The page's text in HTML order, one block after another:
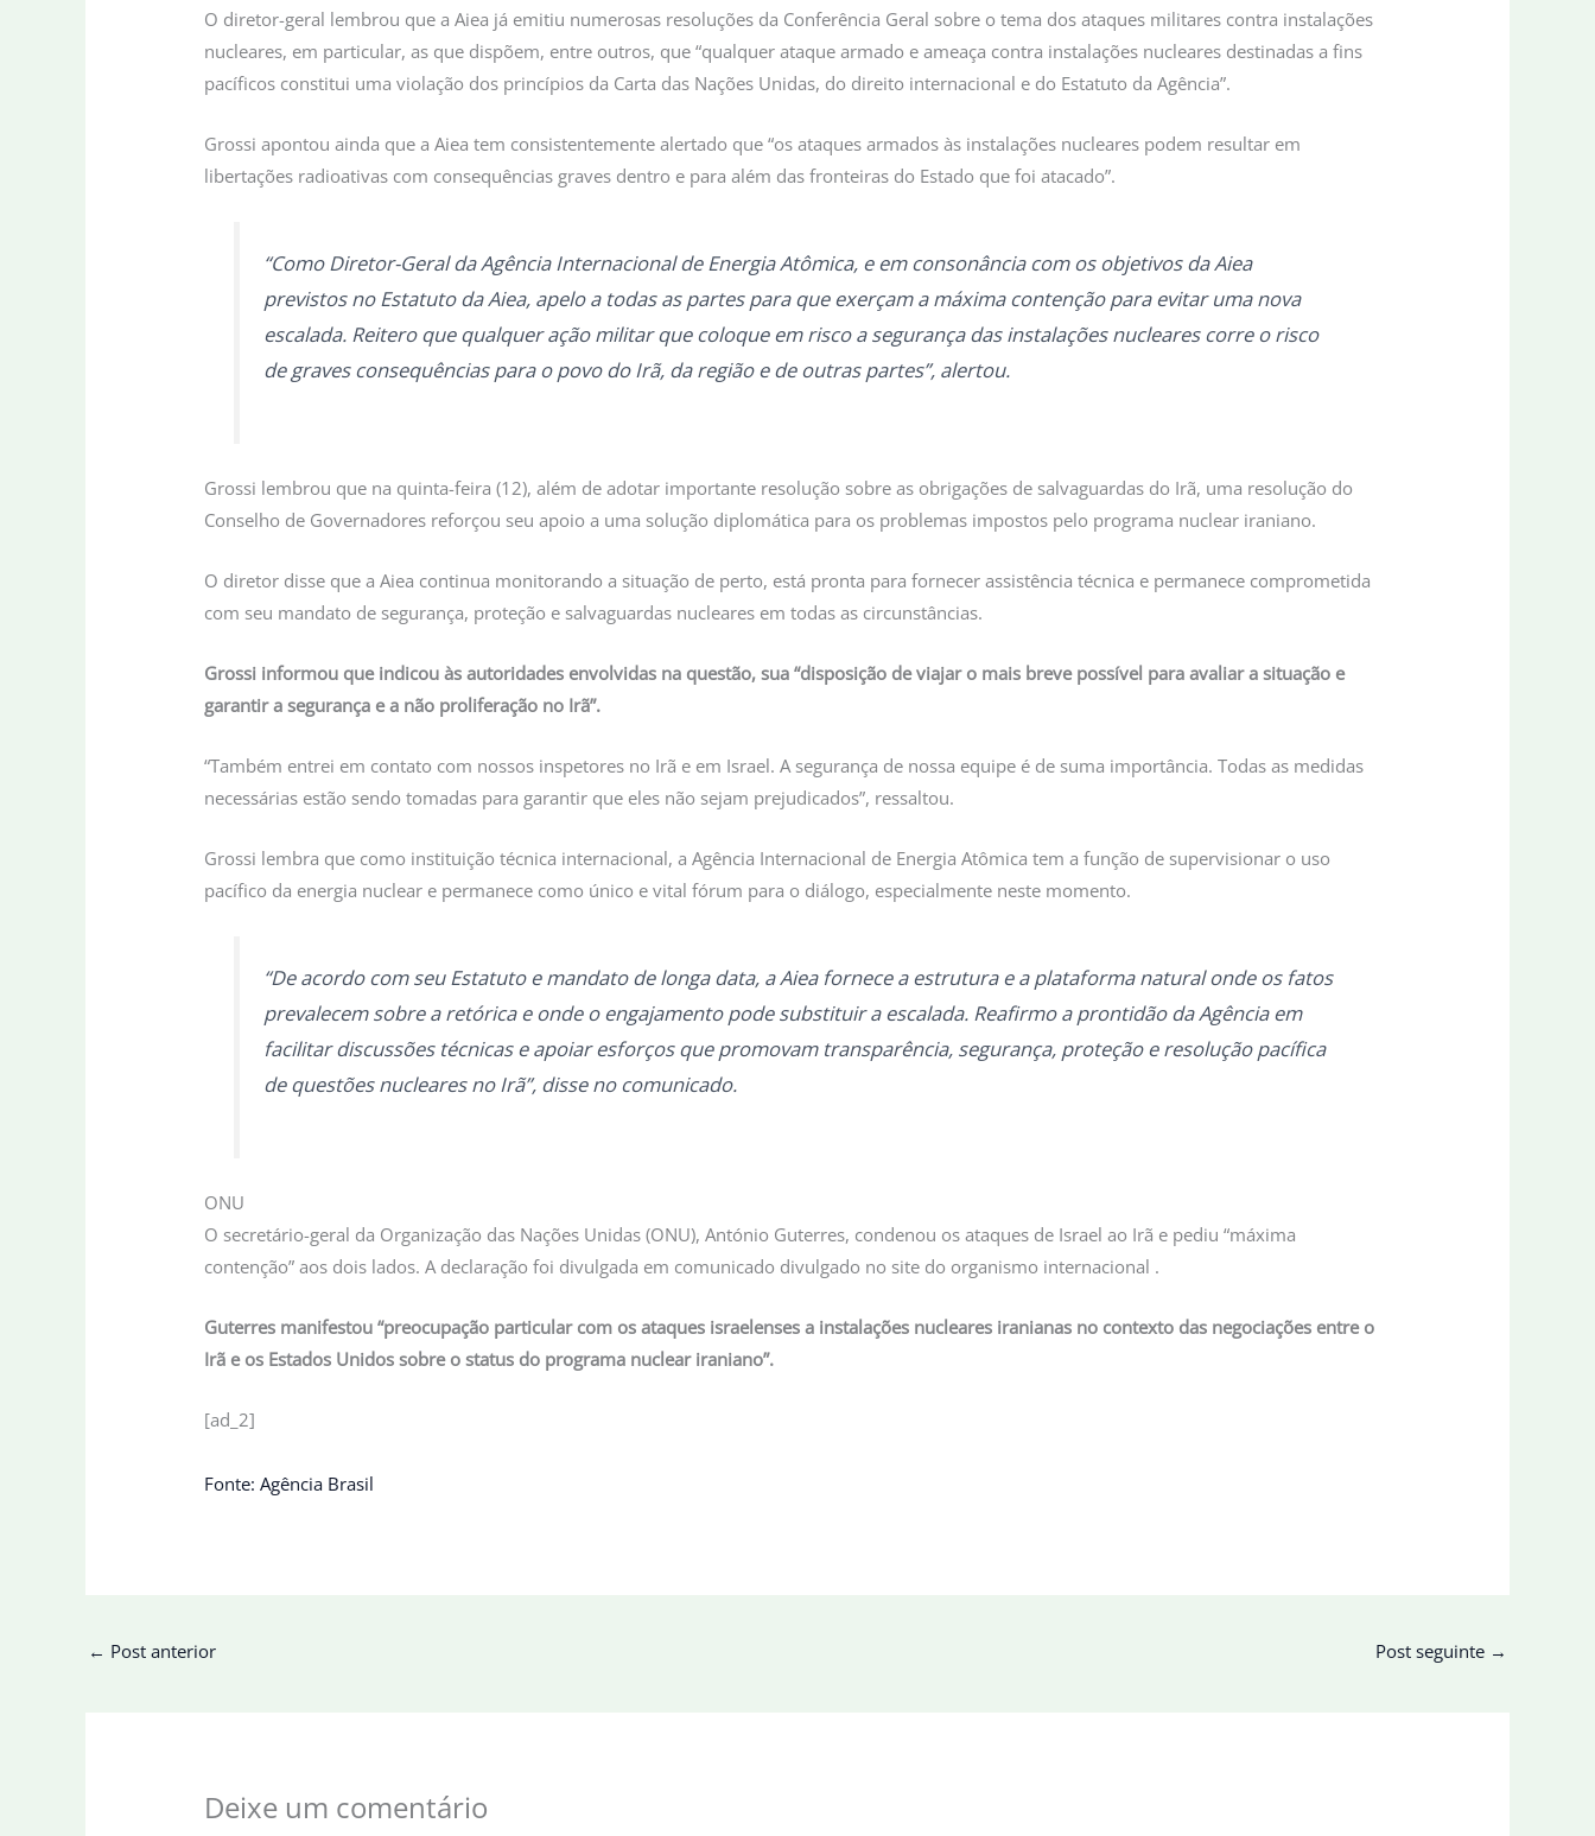
O diretor-geral lembrou que a Aiea já emitiu numerosas resoluções da Conferência Geral sobre o tema dos ataques militares contra instalações
nucleares, em particular, as que dispõem, entre outros, que “qualquer ataque armado e ameaça contra instalações nucleares destinadas a fins
pacíficos constitui uma violação dos princípios da Carta das Nações Unidas, do direito internacional e do Estatuto da Agência”.
Grossi apontou ainda que a Aiea tem consistentemente alertado que “os ataques armados às instalações nucleares podem resultar em
libertações radioativas com consequências graves dentro e para além das fronteiras do Estado que foi atacado”.
“Como Diretor-Geral da Agência Internacional de Energia Atômica, e em consonância com os objetivos da Aiea
previstos no Estatuto da Aiea, apelo a todas as partes para que exerçam a máxima contenção para evitar uma nova
escalada. Reitero que qualquer ação militar que coloque em risco a segurança das instalações nucleares corre o risco
de graves consequências para o povo do Irã, da região e de outras partes”, alertou.
Grossi lembrou que na quinta-feira (12), além de adotar importante resolução sobre as obrigações de salvaguardas do Irã, uma resolução do
Conselho de Governadores reforçou seu apoio a uma solução diplomática para os problemas impostos pelo programa nuclear iraniano.
O diretor disse que a Aiea continua monitorando a situação de perto, está pronta para fornecer assistência técnica e permanece comprometida
com seu mandato de segurança, proteção e salvaguardas nucleares em todas as circunstâncias.
Grossi informou que indicou às autoridades envolvidas na questão, sua “disposição de viajar o mais breve possível para avaliar a situação e
garantir a segurança e a não proliferação no Irã”.
“Também entrei em contato com nossos inspetores no Irã e em Israel. A segurança de nossa equipe é de suma importância. Todas as medidas
necessárias estão sendo tomadas para garantir que eles não sejam prejudicados”, ressaltou.
Grossi lembra que como instituição técnica internacional, a Agência Internacional de Energia Atômica tem a função de supervisionar o uso
pacífico da energia nuclear e permanece como único e vital fórum para o diálogo, especialmente neste momento.
“De acordo com seu Estatuto e mandato de longa data, a Aiea fornece a estrutura e a plataforma natural onde os fatos
prevalecem sobre a retórica e onde o engajamento pode substituir a escalada. Reafirmo a prontidão da Agência em
facilitar discussões técnicas e apoiar esforços que promovam transparência, segurança, proteção e resolução pacífica
de questões nucleares no Irã”, disse no comunicado.
ONU
O secretário-geral da Organização das Nações Unidas (ONU), António Guterres, condenou os ataques de Israel ao Irã e pediu “máxima
contenção” aos dois lados. A declaração foi divulgada em comunicado divulgado no site do organismo internacional .
Guterres manifestou “preocupação particular com os ataques israelenses a instalações nucleares iranianas no contexto das negociações entre o
Irã e os Estados Unidos sobre o status do programa nuclear iraniano”.
[ad_2]
Fonte: Agência Brasil
← Post anterior Post seguinte →
Deixe um comentário